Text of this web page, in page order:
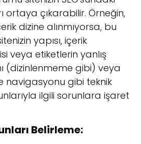
ortaya çıkarabilir. Örneğin,
dizine alınmıyorsa, bu
yapısı, içerik
veya etiketlerin yanlış
(dizinlenmeme gibi) veya
navigasyonu gibi teknik
ilgili sorunlara işaret
Belirleme: